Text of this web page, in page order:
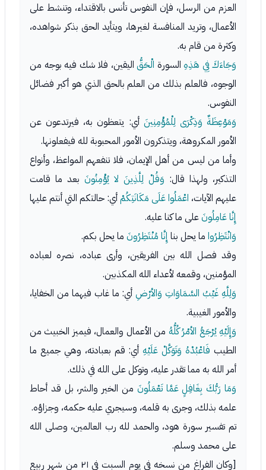
العزم من الرسل، فإن النفوس تأنس بالاقتداء، وتنشط على
الأعمال، وتريد المنافسة لغيرها، ويتأيد الحق بذكر شواهده،
وكثرة من قام به.
وَجَاءَكَ فِي هَذِهِ السورة الْحَقُّ اليقين، فلا شك فيه بوجه من
الوجوه، فالعلم بذلك من العلم بالحق الذي هو أكبر فضائل
النفوس.
وَمَوْعِظَةٌ وَذِكْرَى لِلْمُؤْمِنِينَ أي: يتعظون به، فيرتدعون عن
الأمور المكروهة، ويتذكرون الأمور المحبوبة لله فيفعلونها.
وأما من ليس من أهل الإيمان، فلا تنفعهم المواعظ، وأنواع
التذكير، ولهذا قال: وَقُلْ لِلَّذِينَ لا يُؤْمِنُونَ بعد ما قامت
عليهم الآيات، اعْمَلُوا عَلَى مَكَانَتِكُمْأي: حالتكم التي أنتم عليها
إِنَّا عَامِلُونَعلى ما كنا عليه.
وَانْتَظِرُوا ما يحل بنا إِنَّا مُنْتَظِرُونَ ما يحل بكم.
وقد فصل الله بين الفريقين، وأرى عباده، نصره لعباده
المؤمنين، وقمعه لأعداء الله المكذبين.
وَلِلَّهِ غَيْبُ السَّمَاوَاتِ وَالأرْضِأي: ما غاب فيهما من الخفايا،
والأمور الغيبية.
وَإِلَيْهِ يُرْجَعُ الأمْرُ كُلُّهُ من الأعمال والعمال، فيميز الخبيث من
الطيب فَاعْبُدْهُ وَتَوَكَّلْ عَلَيْهِأي: قم بعبادته، وهي جميع ما
أمر الله به مما تقدر عليه، وتوكل على الله في ذلك.
وَمَا رَبُّكَ بِغَافِلٍ عَمَّا تَعْمَلُونَ من الخير والشر، بل قد أحاط
علمه بذلك، وجرى به قلمه، وسيجري عليه حكمه، وجزاؤه.
تم تفسير سورة هود، والحمد لله رب العالمين، وصلى الله
على محمد وسلم.
[وكان الفراغ من نسخه في يوم السبت في ٢١ من شهر ربيع